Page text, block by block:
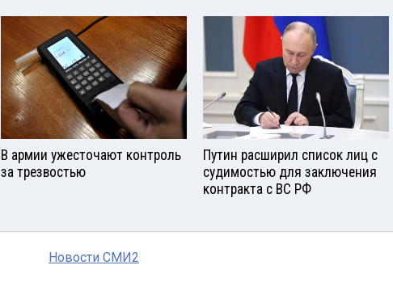
В армии ужесточают контроль
за трезвостью
Путин расширил список лиц с
судимостью для заключения
контракта с ВС РФ
Новости СМИ2